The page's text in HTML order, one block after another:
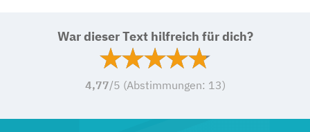
War dieser Text hilfreich für dich?
4,77/5 (Abstimmungen: 13)